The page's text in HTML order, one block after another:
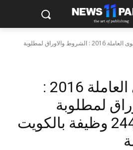
وظائف القوى العاملة 2016 : الشروط والاوراق لمطلوبة
وظائف القوى العاملة 2016 :
لمطلوبة
للتقديم على 244 وظيفة بالكويت